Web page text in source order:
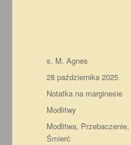
Autor
s. M. Agnes
Data
publikacji
28 października 2025
Format
Notatka na marginesie
Kategorie
Modlitwy
Tagi
Modlitwa, Przebaczenie,
Śmierć